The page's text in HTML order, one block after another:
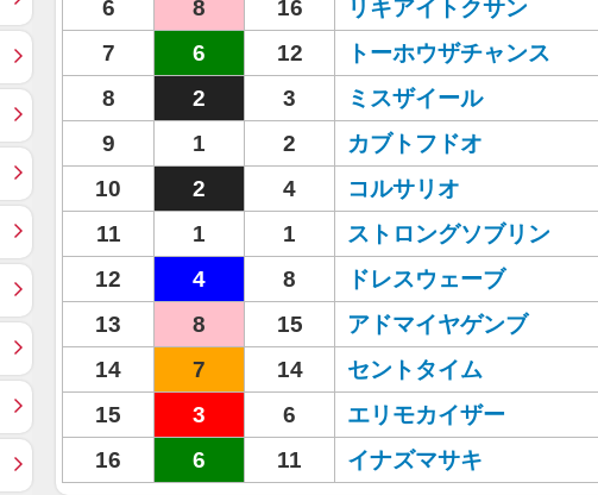
6
8 16 リキアイトクサン
7
6 12 トーホウザチャンス
8
2 3 ミスザイール
9
1 2 カブトフドオ
10
2 4 コルサリオ
11
1 1 ストロングソブリン
12
4 8 ドレスウェーブ
13
8 15 アドマイヤゲンブ
14
7 14 セントタイム
15
3 6 エリモカイザー
16
6 11 イナズマサキ